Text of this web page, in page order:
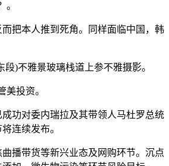
把本人推到死角。同样面临中国，韩
)不雅景玻璃栈道上参不雅摄影。
投资。
功对委内瑞拉及其带领人马杜罗总统
连续发布。
播带货等新兴业态及网购环节。沉点